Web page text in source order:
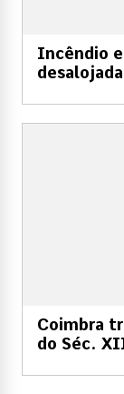
Incêndio
Coimbra
do Séc.